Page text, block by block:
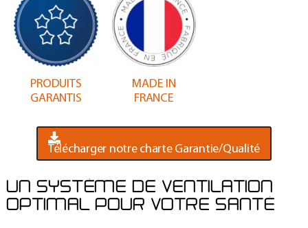
PRODUITS
GARANTIS
MADE IN
FRANCE
Télécharger notre charte Garantie/Qualité
UN SYSTÈME DE VENTILATION
OPTIMAL POUR VOTRE SANTÉ